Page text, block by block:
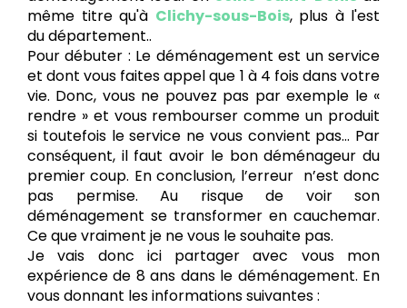
même titre qu'à Clichy-sous-Bois, plus à l'est
du département..
Pour débuter : Le déménagement est un service
et dont vous faites appel que 1 à 4 fois dans votre
vie. Donc, vous ne pouvez pas par exemple le «
rendre » et vous rembourser comme un produit
si toutefois le service ne vous convient pas… Par
conséquent, il faut avoir le bon déménageur du
premier coup. En conclusion, l’erreur n’est donc
pas permise. Au risque de voir son
déménagement se transformer en cauchemar.
Ce que vraiment je ne vous le souhaite pas.
Je vais donc ici partager avec vous mon
expérience de 8 ans dans le déménagement. En
vous donnant les informations suivantes :